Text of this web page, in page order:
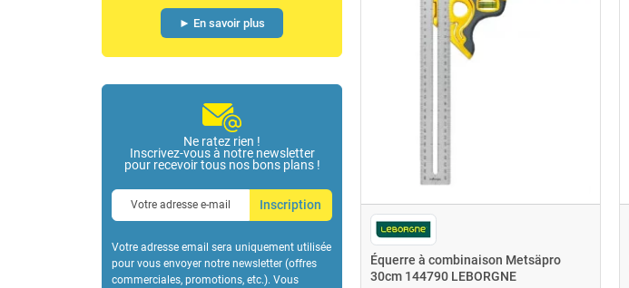
► En savoir plus
Ne ratez rien !
Inscrivez-vous à notre newsletter
pour recevoir tous nos bons plans !
Inscription
Votre adresse email sera uniquement utilisée
pour vous envoyer notre newsletter (offres
commerciales, promotions, etc.). Vous
Équerre à combinaison Metsäpro
30cm 144790 LEBORGNE